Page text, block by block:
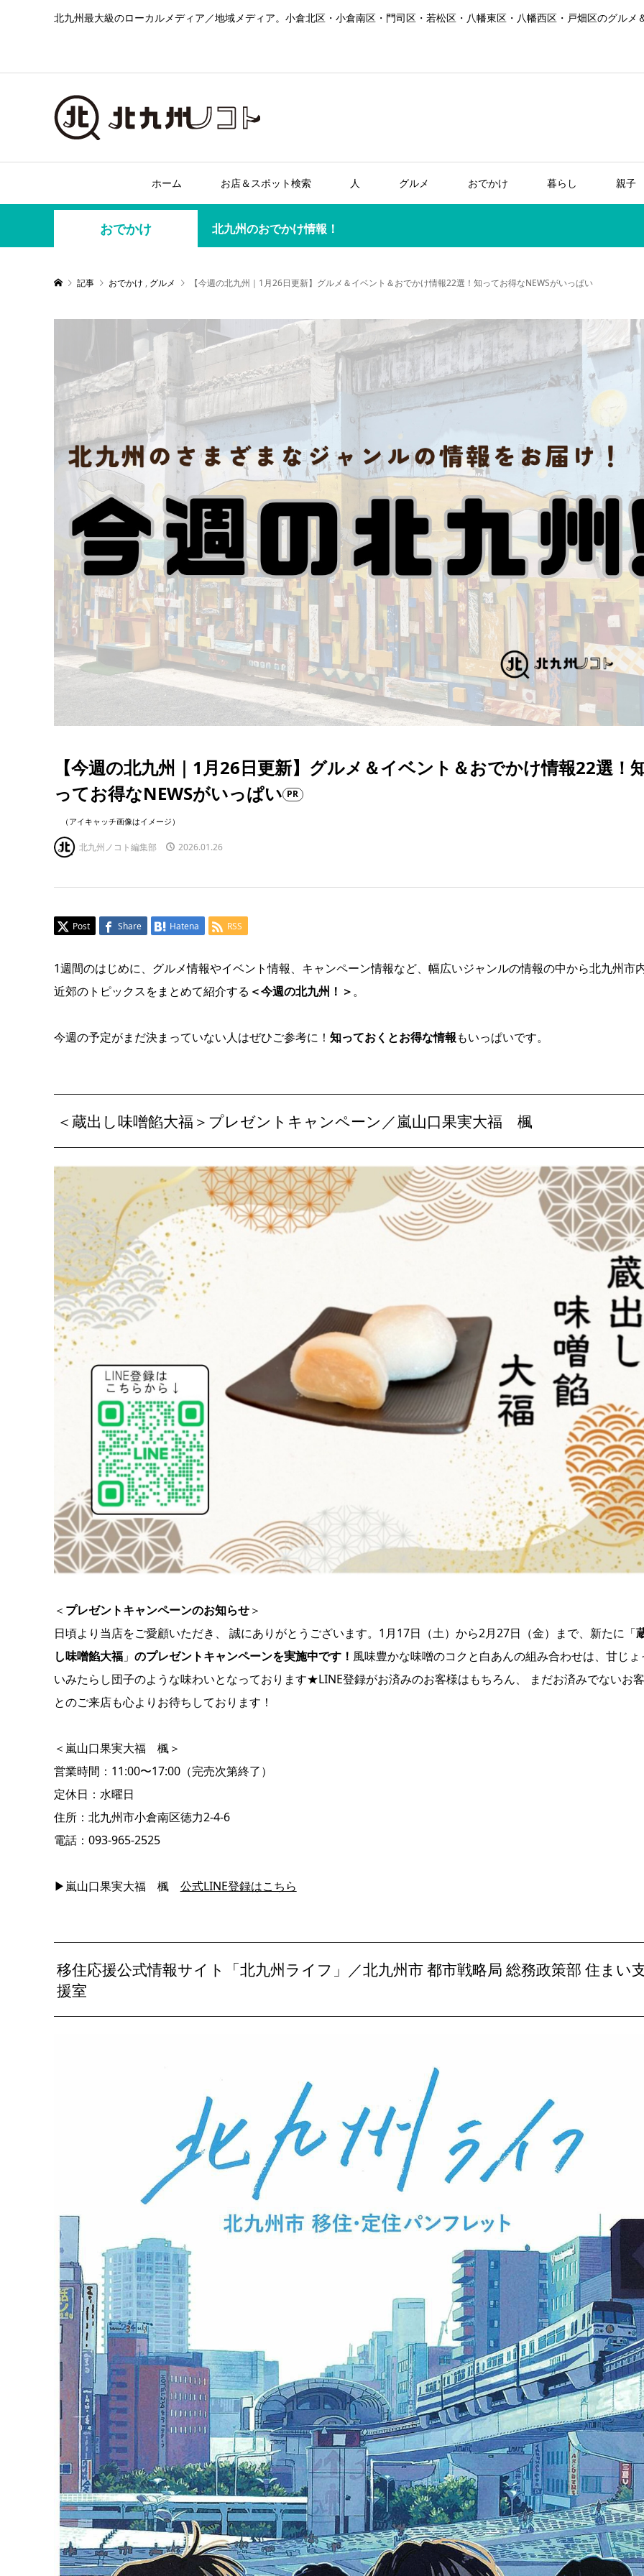
北九州最大級のローカルメディア／地域メディア。小倉北区・小倉南区・門司区・若松区・八幡東区・八幡西区・戸畑区のグル
ホーム お店＆スポット検索 人 グルメ おでかけ 暮らし 親子
おでかけ 北九州のおでかけ情報！
記事 おでかけ , グルメ 【今週の北九州｜1月26日更新】グルメ＆イベント＆おでかけ情報22選！知ってお得なNEWSがいっぱい
【今週の北九州｜1月26日更新】グルメ＆イベント＆おでかけ情報22選！
ってお得なNEWSがいっぱい PR
（アイキャッチ画像はイメージ）
北九州ノコト編集部 2026.01.26
Post Share Hatena RSS
1週間のはじめに、グルメ情報やイベント情報、キャンペーン情報など、幅広いジャンルの情報の中から北九州市
近郊のトピックスをまとめて紹介する ＜今週の北九州！＞。
今週の予定がまだ決まっていない人はぜひご参考に！ 知っておくとお得な情報もいっぱいです。
＜蔵出し味噌餡大福＞プレゼントキャンペーン／嵐山口果実大福 楓
＜ プレゼントキャンペーンのお知らせ＞
日頃より当店をご愛顧いただき、 誠にありがとうございます。1月17日（土）から2月27日（金）まで、新たに「
し味噌餡大福」 のプレゼントキャンペーンを実施中です！ 風味豊かな味噌のコクと白あんの組み合わせは、甘じょ
いみたらし団子のような味わいとなっております★LINE登録がお済みのお客様はもちろん、 まだお済みでないお
とのご来店も心よりお待ちしております！
＜嵐山口果実大福 楓＞
営業時間：11:00〜17:00（完売次第終了）
定休日：水曜日
住所：北九州市小倉南区徳力2-4-6
電話：093-965-2525
▶嵐山口果実大福 楓 公式LINE登録はこちら
移住応援公式情報サイト「北九州ライフ」／北九州市 都市戦略局 総務政策部 住まい
援室